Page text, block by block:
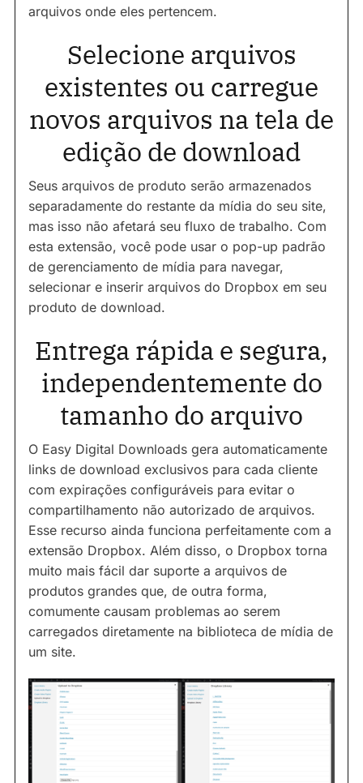
arquivos onde eles pertencem.
Selecione arquivos
existentes ou carregue
novos arquivos na tela de
edição de download
Seus arquivos de produto serão armazenados
separadamente do restante da mídia do seu site,
mas isso não afetará seu fluxo de trabalho. Com
esta extensão, você pode usar o pop-up padrão
de gerenciamento de mídia para navegar,
selecionar e inserir arquivos do Dropbox em seu
produto de download.
Entrega rápida e segura,
independentemente do
tamanho do arquivo
O Easy Digital Downloads gera automaticamente
links de download exclusivos para cada cliente
com expirações configuráveis para evitar o
compartilhamento não autorizado de arquivos.
Esse recurso ainda funciona perfeitamente com a
extensão Dropbox. Além disso, o Dropbox torna
muito mais fácil dar suporte a arquivos de
produtos grandes que, de outra forma,
comumente causam problemas ao serem
carregados diretamente na biblioteca de mídia de
um site.